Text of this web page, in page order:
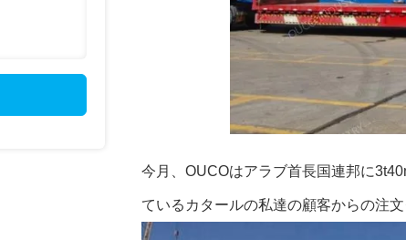
今月、OUCOはアラブ首長国連邦に
ているカタールの私達の顧客からの注文